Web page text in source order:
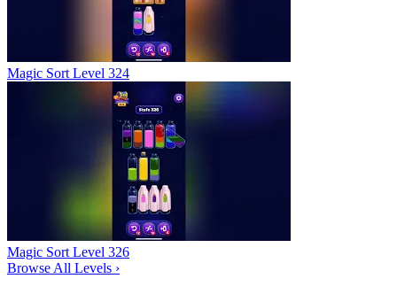
Magic Sort Level 324
Magic Sort Level 326
Browse All Levels ›